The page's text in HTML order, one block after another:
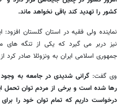
کشور را تهدید کند باقی نخواهد ماند.
نماینده ولی فقیه در استان گلستان
نیز دربر می گیرد که یکی از تنگه
جمهوری اسلامی ایران به ونزوئلا صادر کرد
وی گفت:گرانی شدیدی در جامعه به
رها شده است و برخی از مردم توان تحمل
درخواست داریم که تمام توان خود را برای